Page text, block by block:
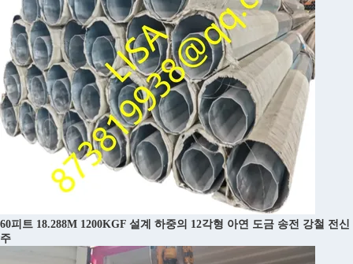
60피트 18.288M 1200KGF 설계 하중의 12각형 아연 도금 송전 강철 전신
주